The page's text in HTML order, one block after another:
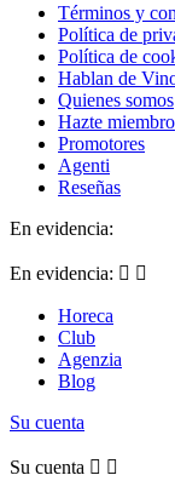
Términos y
Política de
Política de
Hablan de
Quienes somos
Hazte miembro
Promotores
Agenti
Reseñas
En evidencia:
En evidencia:  
Horeca
Club
Agenzia
Blog
Su cuenta
Su cuenta  